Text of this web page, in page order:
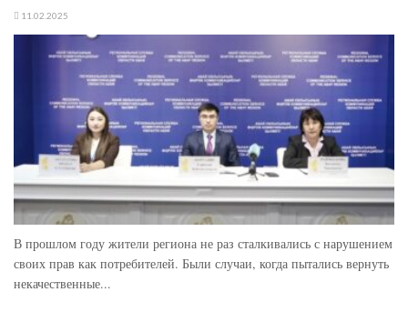
11.02.2025
В прошлом году жители региона не раз сталкивались с нарушением
своих прав как потребителей. Были случаи, когда пытались вернуть
некачественные...